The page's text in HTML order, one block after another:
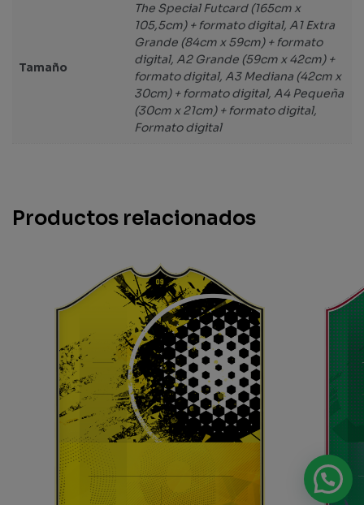
Tamaño
The Special Futcard (165cm x
105,5cm) + formato digital, A1 Extra
Grande (84cm x 59cm) + formato
digital, A2 Grande (59cm x 42cm) +
formato digital, A3 Mediana (42cm x
30cm) + formato digital, A4 Pequeña
(30cm x 21cm) + formato digital,
Formato digital
Productos relacionados